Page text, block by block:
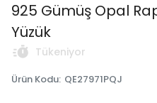
925 Gümüş Opal
Yüzük
Tükeniyor
Ürün Kodu: QE27971PQJ